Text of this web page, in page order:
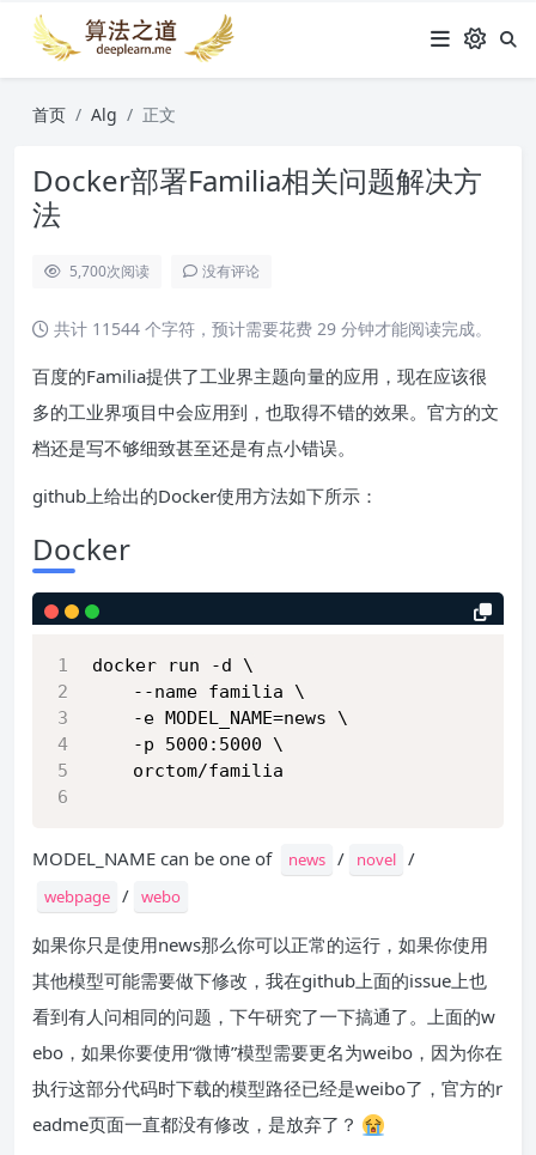
首页 Alg 正文
Docker部署Familia相关问题解决方
法
5,700次阅读 没有评论
共计 11544 个字符，预计需要花费 29 分钟才能阅读完成。
百度的Familia提供了工业界主题向量的应用，现在应该很
多的工业界项目中会应用到，也取得不错的效果。官方的文
档还是写不够细致甚至还是有点小错误。
github上给出的Docker使用方法如下所示：
Docker
docker run -d \
    --name familia \
    -e MODEL_NAME=news \
    -p 5000:5000 \
    orctom/familia
MODEL_NAME can be one of news / novel /
webpage / webo
如果你只是使用news那么你可以正常的运行，如果你使用
其他模型可能需要做下修改，我在github上面的issue上也
看到有人问相同的问题，下午研究了一下搞通了。上面的w
ebo，如果你要使用“微博”模型需要更名为weibo，因为你在
执行这部分代码时下载的模型路径已经是weibo了，官方的r
eadme页面一直都没有修改，是放弃了？